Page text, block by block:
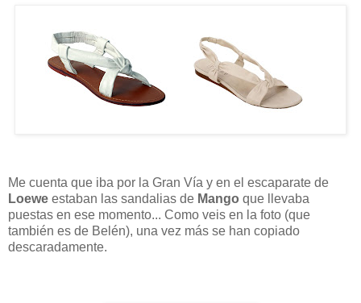
Me cuenta que iba por la Gran Vía y en el escaparate de
Loewe estaban las sandalias de Mango que llevaba
puestas en ese momento... Como veis en la foto (que
también es de Belén), una vez más se han copiado
descaradamente.